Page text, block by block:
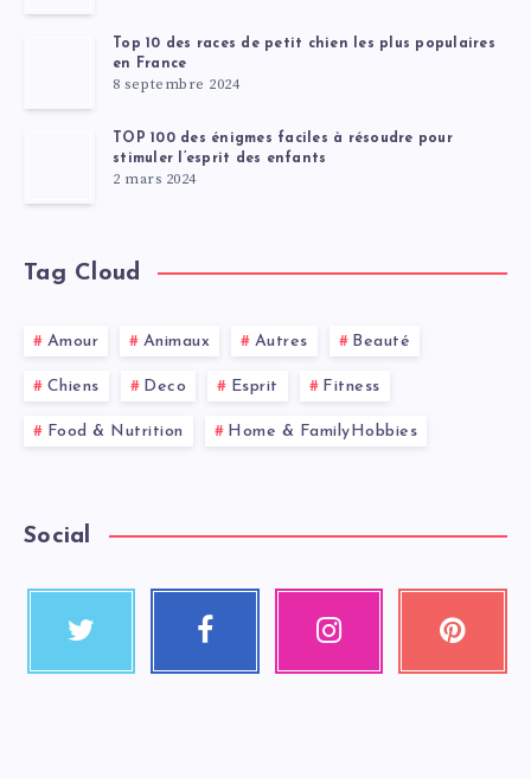
Top 10 des races de petit chien les plus populaires
en France
8 septembre 2024
TOP 100 des énigmes faciles à résoudre pour
stimuler l’esprit des enfants
2 mars 2024
Tag Cloud
Amour Animaux Autres Beauté
Chiens Deco Esprit Fitness
Food & Nutrition Home & FamilyHobbies
Social